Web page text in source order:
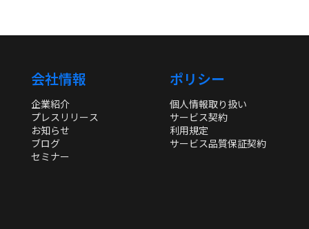
会社情報
企業紹介
プレスリリース
お知らせ
ブログ
セミナー
ポリシー
個人情報取り扱い
サービス契約
利用規定
サービス品質保証契約